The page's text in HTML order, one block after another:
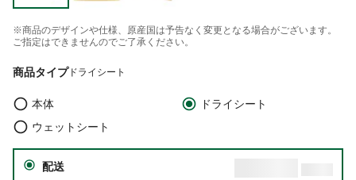
※商品のデザインや仕様、原産国は予告なく変更となる場合がございます。
ご指定はできませんのでご了承ください。
商品タイプドライシート
本体
ドライシート
ウェットシート
配送